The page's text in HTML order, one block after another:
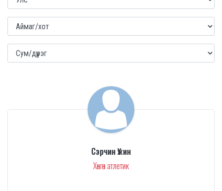
Сэрчин Үжин
Хөнгөн атлетик